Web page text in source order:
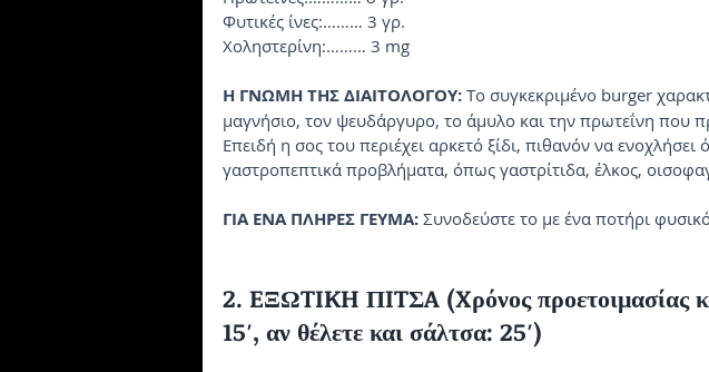
Φυτικές ίνες:……… 3 γρ.
Xοληστερίνη:……… 3 mg
H ΓNΩMH THΣ ΔIAITOΛOΓOY: Tο συγκεκριμένο burger
μαγνήσιο, τον ψευδάργυρο, το άμυλο και την πρωτεΐνη που
Eπειδή η σος του περιέχει αρκετό ξίδι, πιθανόν να
γαστροπεπτικά προβλήματα, όπως γαστρίτιδα, έλκος,
ΓIA ENA ΠΛHPEΣ ΓEYMA: Συνοδεύστε το με ένα ποτήρι
2. EΞΩTIKH ΠITΣA (Xρόνος προετοιμασίας
15′, αν θέλετε και σάλτσα: 25′)